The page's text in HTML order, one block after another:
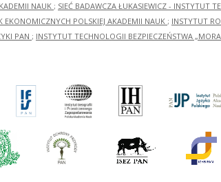
NAUK ; SIEĆ BADAWCZA ŁUKASIEWICZ - INSTYTUT
EKONOMICZNYCH POLSKIEJ AKADEMII NAUK ; INSTYTUT
PAN ; INSTYTUT TECHNOLOGII BEZPIECZEŃSTWA